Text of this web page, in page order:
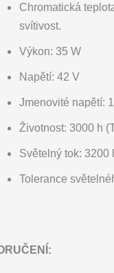
Chromatická
svítivost.
Výkon: 35 W
Napětí: 42 V
Jmenovité napětí:
Životnost: 3000 h
Světelný tok: 3200
Tolerance